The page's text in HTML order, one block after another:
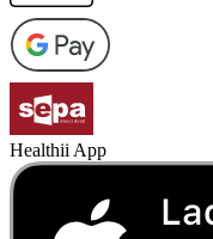
Healthii App